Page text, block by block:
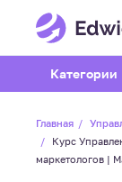
Открыть
Категории
Главная
Курс
маркетологов |